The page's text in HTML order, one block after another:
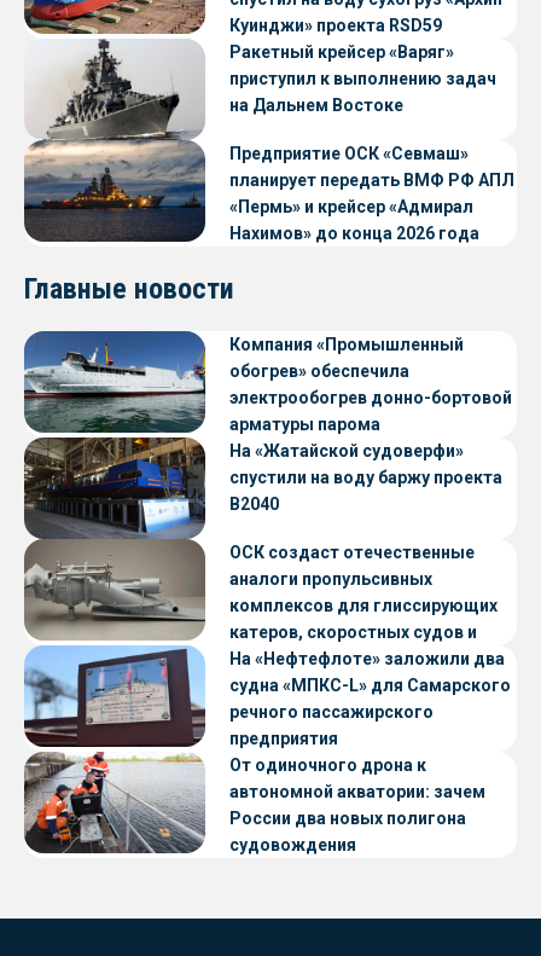
Куинджи» проекта RSD59
Ракетный крейсер «Варяг»
приступил к выполнению задач
на Дальнем Востоке
Предприятие ОСК «Севмаш»
планирует передать ВМФ РФ АПЛ
«Пермь» и крейсер «Адмирал
Нахимов» до конца 2026 года
Главные новости
Компания «Промышленный
обогрев» обеспечила
электрообогрев донно-бортовой
арматуры парома
«Петропавловск» проекта CNF22
На «Жатайской судоверфи»
спустили на воду баржу проекта
В2040
ОСК создаст отечественные
аналоги пропульсивных
комплексов для глиссирующих
катеров, скоростных судов и
судов с малой осадкой
На «Нефтефлоте» заложили два
судна «МПКС-L» для Самарского
речного пассажирского
предприятия
От одиночного дрона к
автономной акватории: зачем
России два новых полигона
судовождения